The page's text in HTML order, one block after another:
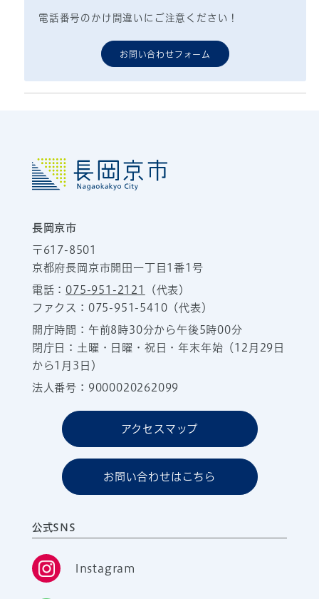
電話番号のかけ間違いにご注意ください！
お問い合わせフォーム
長岡京市
〒617-8501
京都府長岡京市開田一丁目1番1号
電話：075-951-2121
（代表）
ファクス：075-951-5410（代表）
開庁時間：午前8時30分から午後5時00分
閉庁日：土曜・日曜・祝日・年末年始（12月29日
から1月3日）
法人番号：9000020262099
アクセスマップ
お問い合わせはこちら
公式SNS
Instagram